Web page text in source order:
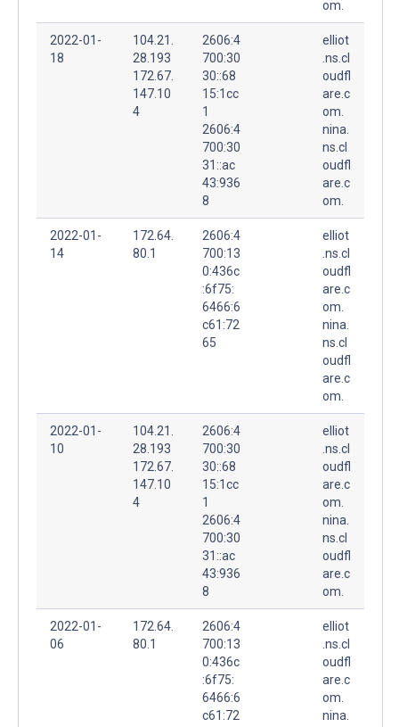
om.
2022-01-
18
104.21.
28.193
172.67.
147.10
4
2606:4
700:30
30::68
15:1cc
1
2606:4
700:30
31::ac
43:936
8
elliot
.ns.cl
oudfl
are.c
om.
nina.
ns.cl
oudfl
are.c
om.
2022-01-
14
172.64.
80.1
2606:4
700:13
0:436c
:6f75:
6466:6
c61:72
65
elliot
.ns.cl
oudfl
are.c
om.
nina.
ns.cl
oudfl
are.c
om.
2022-01-
10
104.21.
28.193
172.67.
147.10
4
2606:4
700:30
30::68
15:1cc
1
2606:4
700:30
31::ac
43:936
8
elliot
.ns.cl
oudfl
are.c
om.
nina.
ns.cl
oudfl
are.c
om.
2022-01-
06
172.64.
80.1
2606:4
700:13
0:436c
:6f75:
6466:6
c61:72
elliot
.ns.cl
oudfl
are.c
om.
nina.